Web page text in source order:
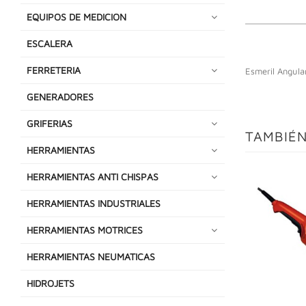
EQUIPOS DE MEDICION
ESCALERA
FERRETERIA
GENERADORES
GRIFERIAS
HERRAMIENTAS
HERRAMIENTAS ANTI CHISPAS
HERRAMIENTAS INDUSTRIALES
HERRAMIENTAS MOTRICES
HERRAMIENTAS NEUMATICAS
HIDROJETS
Esmeril